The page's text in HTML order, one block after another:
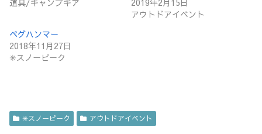
アウトドアイベント
ペグハンマー
2018年11月27日
✳︎スノーピーク
✳︎スノーピーク アウトドアイベント